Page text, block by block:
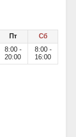
Пт Сб
8:00 -
20:00
8:00 -
16:00